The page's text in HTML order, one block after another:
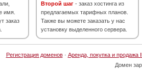
имя.
заказ
Второй шаг - заказ хостинга из
предлагаемых тарифных планов.
Также вы можете заказать у нас
установку выделенного сервера.
Регистрация доменов· Аренда, покупка и продажа
Домен